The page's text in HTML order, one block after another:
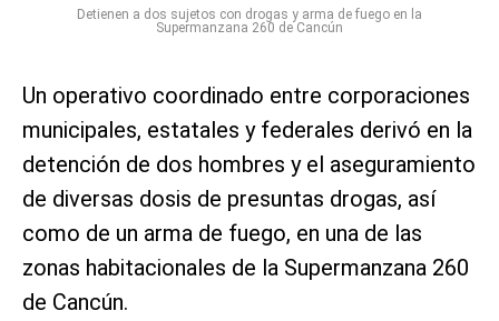
Detienen a dos sujetos con drogas y arma de fuego en la
Supermanzana 260 de Cancún
Un operativo coordinado entre corporaciones
municipales, estatales y federales derivó en la
detención de dos hombres y el aseguramiento
de diversas dosis de presuntas drogas, así
como de un arma de fuego, en una de las
zonas habitacionales de la Supermanzana 260
de Cancún.